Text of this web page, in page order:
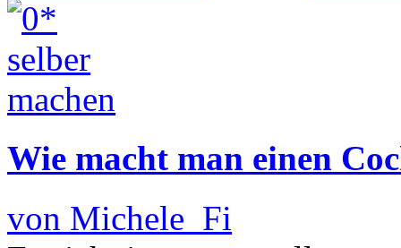
Wie macht man einen
von Michele_Fi